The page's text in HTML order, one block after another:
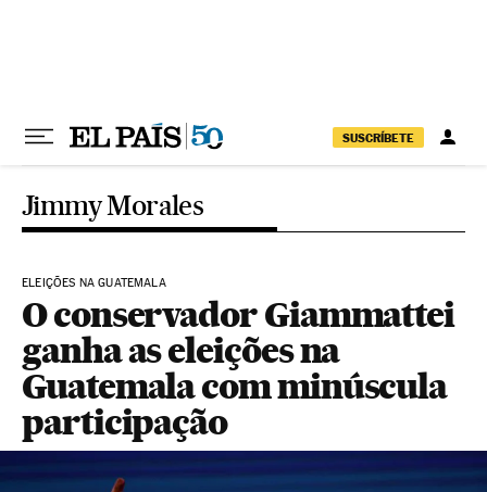
SUSCRÍBETE
Jimmy Morales
ELEIÇÕES NA GUATEMALA
O conservador Giammattei
ganha as eleições na
Guatemala com minúscula
participação